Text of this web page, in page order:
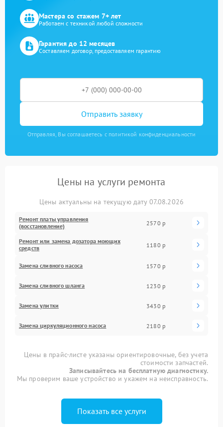
Мастера со стажем 7+ лет
Работаем с техникой любой сложности
Гарантия до 12 месяцев
Составляем договор, предоставляем гарантию
Отправить заявку
Отправляя, Вы соглашаетесь с политикой конфиденциальности
Цены на услуги ремонта
Цены актуальны на текущую дату 07.08.2026
Ремонт платы управления
(восстановление)
2570 р
Ремонт или замена дозатора моющих
средств
1180 р
Замена сливного насоса 1570 р
Замена сливного шланга 1230 р
Замена улитки 3430 р
Замена циркуляционного насоса 2180 р
Цены в прайс-листе указаны ориентировочные, без учета
стоимости запчастей.
Записывайтесь на бесплатную диагностику.
Мы проверим ваше устройство и укажем на неисправность.
Показать все услуги